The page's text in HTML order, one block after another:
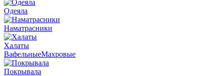
Одеяла
Наматрасники
Халаты
ВафельныеМахровые
Покрывала